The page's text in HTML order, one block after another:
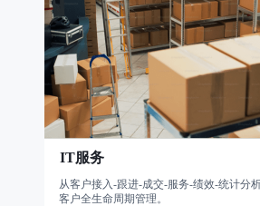
IT服务
从客户接入-跟进-成交-服务-绩效-统计分
客户全生命周期管理。